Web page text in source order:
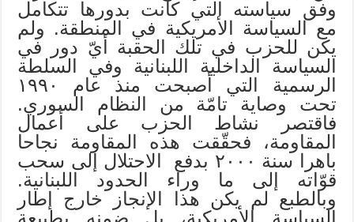
وفق سياسته التي كانت بدورها تتكامل
مع السياسة الأمريكية في المنطقة. ولم
يكن للحزب في تلك الحقبة أيّ دور في
السياسة الداخلية اللبنانية وفي السلطة
الرسمية التي أصبحت منذ عام ١٩٩٠
تحت وصاية تامّة من النظام السوري.
فاقتصر نشاط الحزب على أعمال
المقاومة، فحقّقت هذه المقاومة نجاحا
باهرا سنة ٢٠٠٠ بدفع الاحتلال إلى سحب
قوّاته إلى ما وراء الحدود اللبنانية.
وبالطبع لم يكن هذا الإنجاز خارج إطار
السياسة الأمريكية، بل ضمنه بطبيعة